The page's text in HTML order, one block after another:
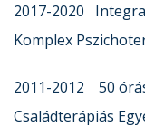
2017-2020
Komplex
2011-2012 50
Családterápiás